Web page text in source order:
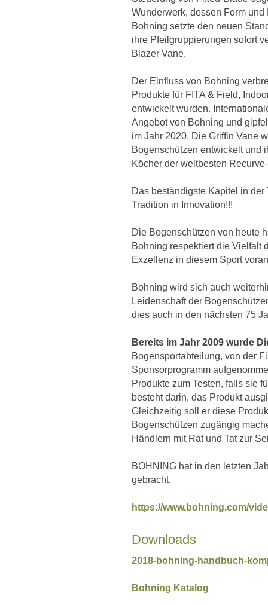
Wunderwerk, dessen Form
Bohning setzte den neuen
ihre Pfeilgruppierungen sofort
Blazer Vane.
Der Einfluss von Bohning
Produkte für FITA & Field,
entwickelt wurden.
Angebot von Bohning und
im Jahr 2020. Die Griffin Vane
Bogenschützen entwickelt und
Köcher der weltbesten
Das beständigste Kapitel in
Tradition in Innovation!!!
Die Bogenschützen von heute
Bohning respektiert die Vielfalt
Exzellenz in diesem Sport
Bohning wird sich auch
Leidenschaft der
dies auch in den nächsten 75
Bereits im Jahr 2009 wurde
Bogensportabteilung, von der
Sponsorprogramm
Produkte zum Testen, falls sie
besteht darin, das Produkt
Gleichzeitig soll er diese
Bogenschützen zugängig
Händlern mit Rat und Tat zur
BOHNING hat in den letzten
gebracht.
https://www.bohning.com/
Downloads
2018-bohning-handbuch-
Bohning Katalog